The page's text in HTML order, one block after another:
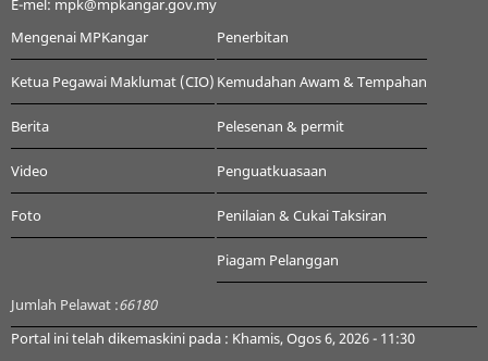
E-mel: mpk@mpkangar.gov.my
Mengenai MPKangar
Ketua Pegawai Maklumat (CIO)
Berita
Video
Foto
Penerbitan
Kemudahan Awam & Tempahan
Pelesenan & permit
Penguatkuasaan
Penilaian & Cukai Taksiran
Piagam Pelanggan
Jumlah Pelawat :66180
Portal ini telah dikemaskini pada : Khamis, Ogos 6, 2026 - 11:30